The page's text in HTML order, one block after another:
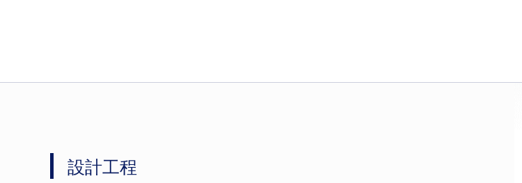
設計工程